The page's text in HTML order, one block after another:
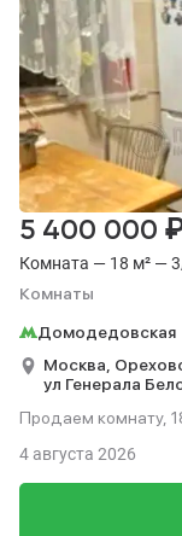
Комната — 18 м² —
Комнаты
5 400 000
Домодедовская
Москва,
ул Генерала
Продаем комнату,
4 августа 2026